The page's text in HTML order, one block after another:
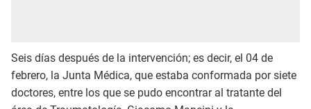
Seis días después de la intervención; es decir, el 04 de
febrero, la Junta Médica, que estaba conformada por siete
doctores, entre los que se pudo encontrar al tratante del